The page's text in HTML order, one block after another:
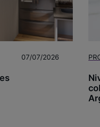
07/07/2026